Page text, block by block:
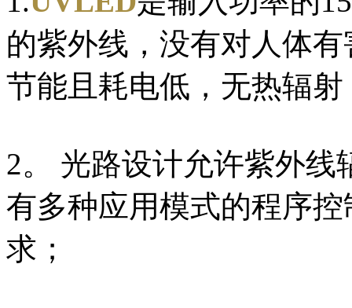
的紫外线，没有对人体
节能且耗电低，无热辐
2。 光路设计允许紫外线
有多种应用模式的程序
求；